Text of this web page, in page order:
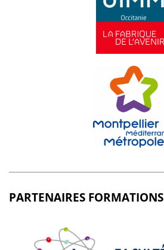
PARTENAIRES FORMATIONS